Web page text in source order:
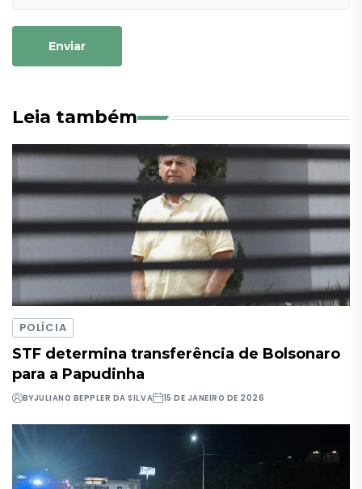
Enviar
Leia também
POLÍCIA
STF determina transferência de Bolsonaro
para a Papudinha
BYJULIANO BEPPLER DA SILVA 15 DE JANEIRO DE 2026